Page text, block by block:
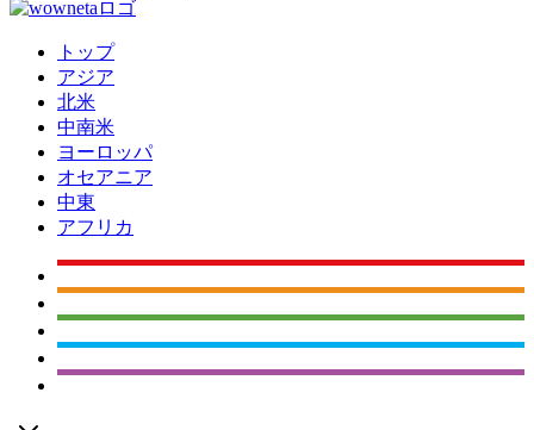
トップ
アジア
北米
中南米
ヨーロッパ
オセアニア
中東
アフリカ